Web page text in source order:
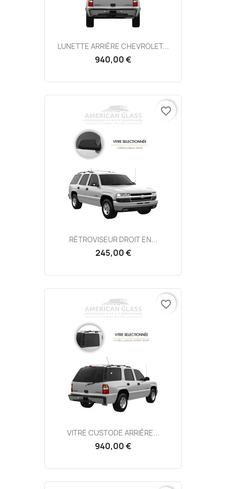
LUNETTE ARRIÈRE CHEVROLET...
940,00 €
RÉTROVISEUR DROIT EN...
245,00 €
favorite_border
VITRE CUSTODE ARRIÈRE...
940,00 €
favorite_border